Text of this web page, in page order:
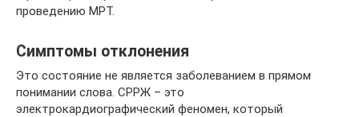
проведению МРТ.
Симптомы отклонения
Это состояние не является заболеванием в прямом
понимании слова. СРРЖ – это
электрокардиографический феномен, который